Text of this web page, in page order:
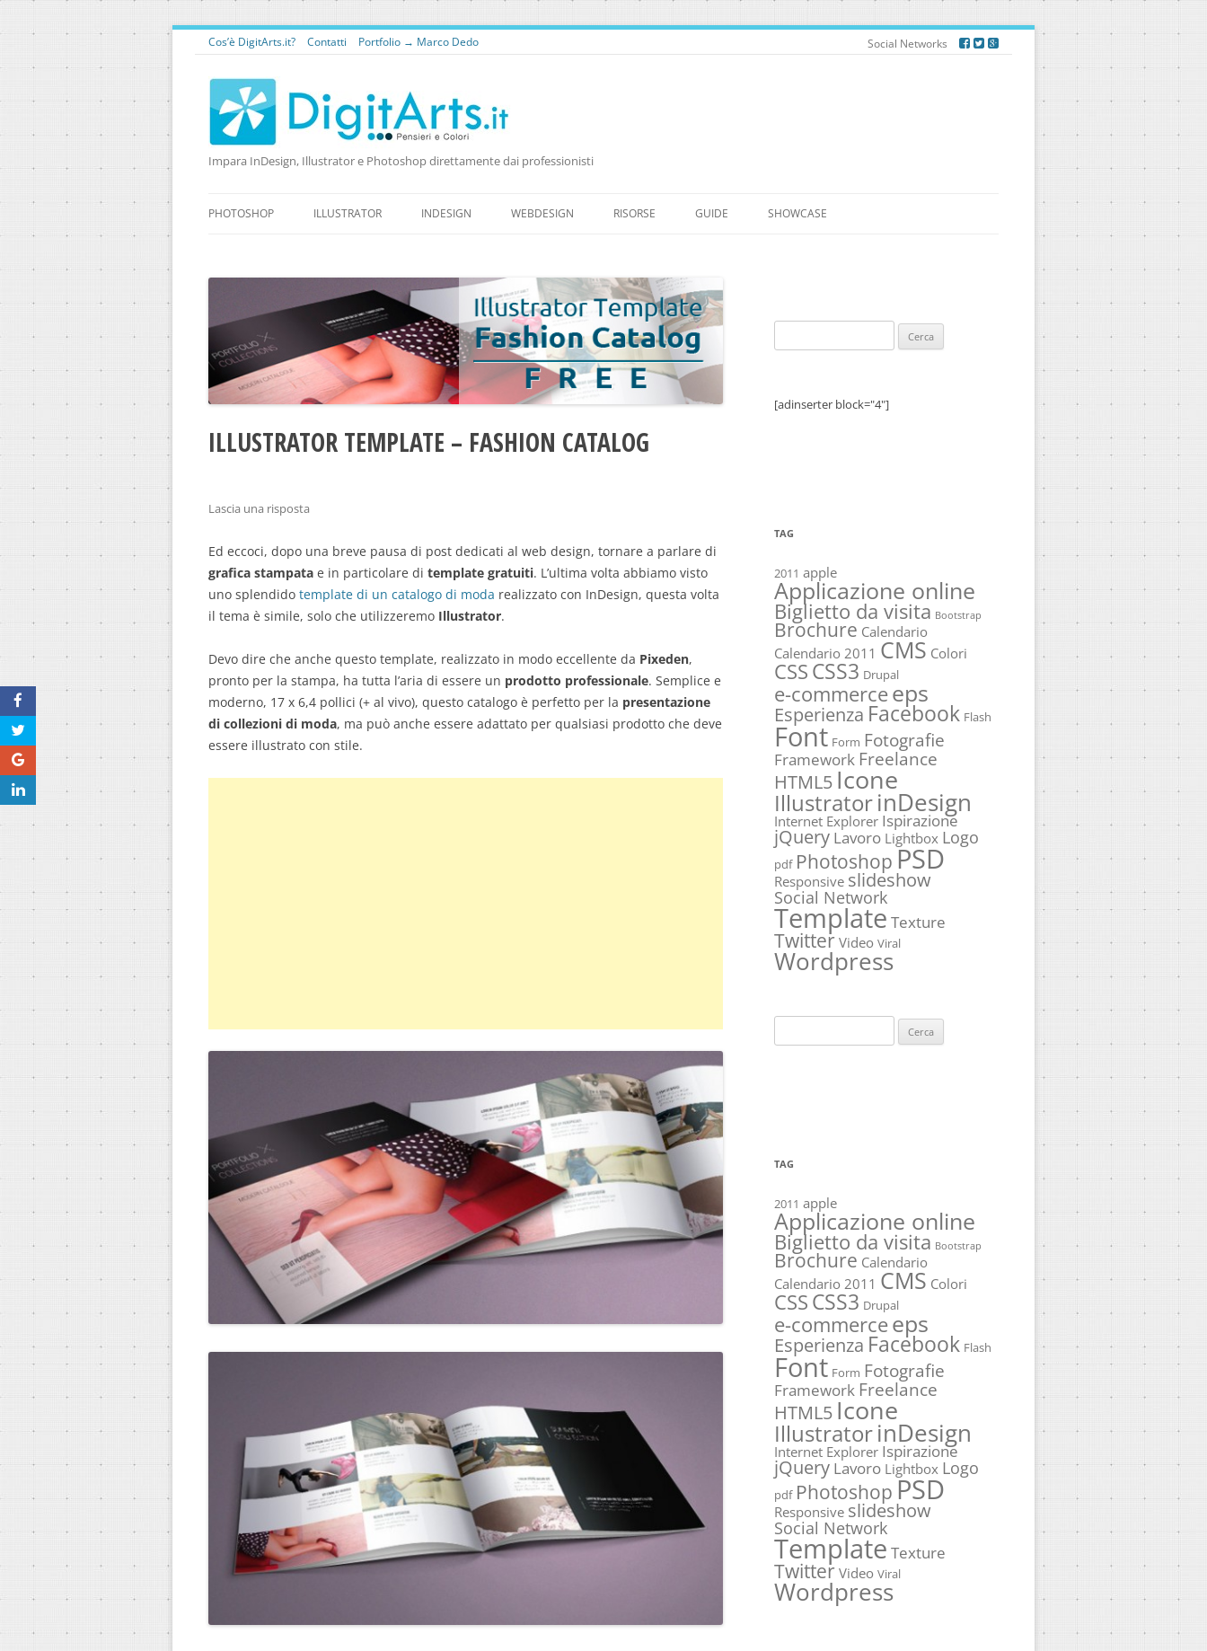
Cos’è DigitArts.it? Contatti Portfolio → Marco Dedo Social Networks
Impara InDesign, Illustrator e Photoshop direttamente dai professionisti
PHOTOSHOP ILLUSTRATOR INDESIGN WEBDESIGN
WORDPRESS
RISORSE
FONTS
GUIDE SHOWCASE
ILLUSTRATOR TEMPLATE – FASHION CATALOG
Lascia una risposta
Ed eccoci, dopo una breve pausa di post dedicati al web design, tornare a parlare di
grafica stampata e in particolare di template gratuiti. L’ultima volta abbiamo visto
uno splendido template di un catalogo di moda realizzato con InDesign, questa volta
il tema è simile, solo che utilizzeremo Illustrator.
Devo dire che anche questo template, realizzato in modo eccellente da Pixeden,
pronto per la stampa, ha tutta l’aria di essere un prodotto professionale. Semplice e
moderno, 17 x 6,4 pollici (+ al vivo), questo catalogo è perfetto per la presentazione
di collezioni di moda, ma può anche essere adattato per qualsiasi prodotto che deve
essere illustrato con stile.
per:
[adinserter block="4"]
TAG
2011 apple
Applicazione online
Biglietto da visita Bootstrap
Brochure Calendario
Calendario 2011 CMS Colori
CSSCSS3 Drupal
e-commerceeps
Esperienza Facebook Flash
Font Form Fotografie
Framework Freelance
HTML5 Icone
IllustratorinDesign
Internet Explorer Ispirazione
jQuery Lavoro Lightbox Logo
pdf PhotoshopPSD
Responsive slideshow
Social Network
Template Texture
TwitterVideo Viral
Wordpress
per:
TAG
2011 apple
Applicazione online
Biglietto da visita Bootstrap
Brochure Calendario
Calendario 2011 CMS Colori
CSSCSS3 Drupal
e-commerceeps
Esperienza Facebook Flash
Font Form Fotografie
Framework Freelance
HTML5 Icone
IllustratorinDesign
Internet Explorer Ispirazione
jQuery Lavoro Lightbox Logo
pdf PhotoshopPSD
Responsive slideshow
Social Network
Template Texture
TwitterVideo Viral
Wordpress